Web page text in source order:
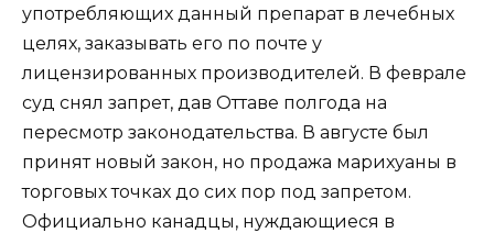
употребляющих данный препарат в лечебных
целях, заказывать его по почте у
лицензированных производителей. В феврале
суд снял запрет, дав Оттаве полгода на
пересмотр законодательства. В августе был
принят новый закон, но продажа марихуаны в
торговых точках до сих пор под запретом.
Официально канадцы, нуждающиеся в